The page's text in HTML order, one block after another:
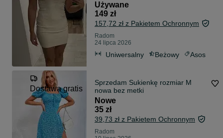
Używane
149 zł
157,72 zł z Pakietem Ochronnym
Radom
24 lipca 2026
Uniwersalny Beżowy Asos
Dostawa gratis
Sprzedam Sukienkę rozmiar M
nowa bez metki
Nowe
35 zł
39,73 zł z Pakietem Ochronnym
Radom